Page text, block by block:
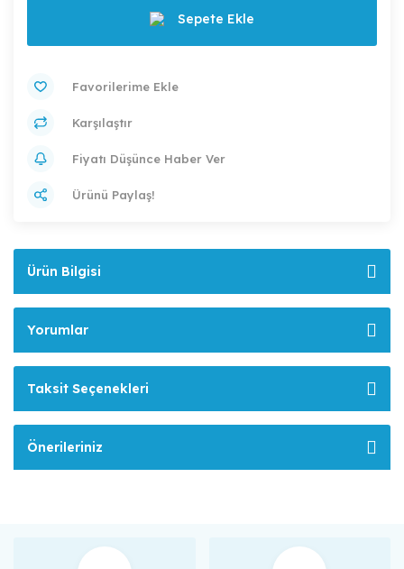
Sepete Ekle
Karşılaştır
Fiyatı Düşünce Haber Ver
Ürünü Paylaş!
Ürün Bilgisi
Yorumlar
Taksit Seçenekleri
Önerileriniz